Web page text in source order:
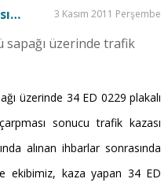
3 Kasım 2011 Perşembe
sapağı üzerinde trafik
üzerinde 34 ED 0229 plakalı
sonucu trafik kazası
alınan ihbarlar sonrasında
ekibimiz, kaza yapan 34 ED